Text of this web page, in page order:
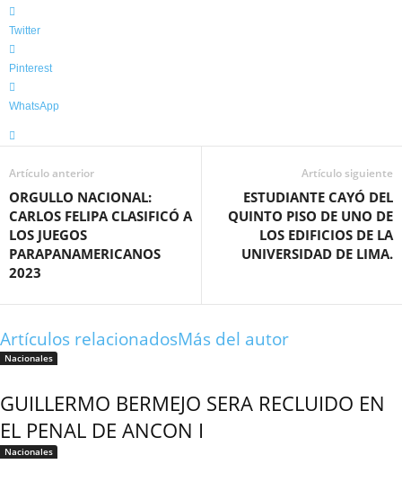
Twitter
Pinterest
WhatsApp
Artículo anterior
ORGULLO NACIONAL:
CARLOS FELIPA CLASIFICÓ A
LOS JUEGOS
PARAPANAMERICANOS
2023
Artículo siguiente
ESTUDIANTE CAYÓ DEL
QUINTO PISO DE UNO DE
LOS EDIFICIOS DE LA
UNIVERSIDAD DE LIMA.
Artículos relacionadosMás del autor
Nacionales
GUILLERMO BERMEJO SERA RECLUIDO EN
EL PENAL DE ANCON I
Nacionales